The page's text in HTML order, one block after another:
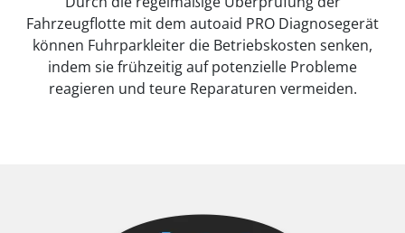
Fahrzeugflotte mit dem autoaid PRO Diagnosegerät
können Fuhrparkleiter die Betriebskosten senken,
indem sie frühzeitig auf potenzielle Probleme
reagieren und teure Reparaturen vermeiden.